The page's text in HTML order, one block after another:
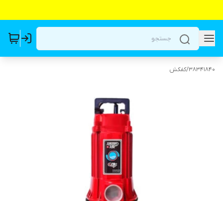
38341840
/کفکش